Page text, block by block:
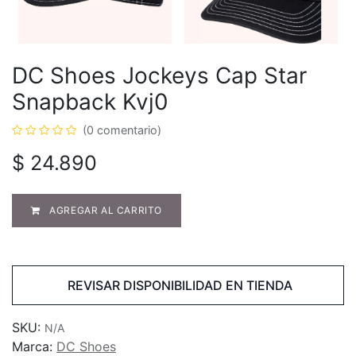
DC Shoes Jockeys Cap Star
Snapback Kvj0
(0 comentario)
$ 24.890
AGREGAR AL CARRITO
REVISAR DISPONIBILIDAD EN TIENDA
SKU: N/A
Marca: DC Shoes